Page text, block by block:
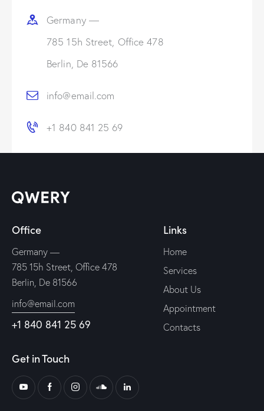
Germany —
785 15h Street, Office 478
Berlin, De 81566
info@email.com
+1 840 841 25 69
Office
Germany —
785 15h Street, Office 478
Berlin, De 81566
info@email.com
+1 840 841 25 69
Links
Home
Services
About Us
Appointment
Contacts
Get in Touch